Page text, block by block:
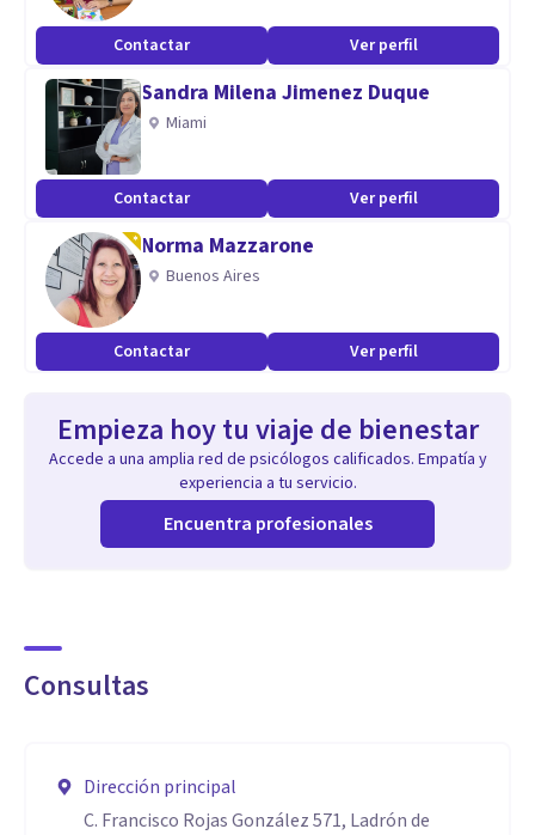
el Centro de Psicoterapia Cognitiva.
A lo largo de los años he asistido y participado en diversos
cursos, talleres, foros, conferencias sobre salud mental, he
aprendido de muchos profesionales muy capacitados
diversas maneras de intervenir y acompañar casos.
Contactar Ver perfil
Sandra Milena Jimenez Duque
Miami
Contactar Ver perfil
Norma Mazzarone
Buenos Aires
Contactar Ver perfil
Empieza hoy tu viaje de bienestar
Accede a una amplia red de psicólogos calificados. Empatía y
experiencia a tu servicio.
Encuentra profesionales
Consultas
Dirección principal
C. Francisco Rojas González 571, Ladrón de